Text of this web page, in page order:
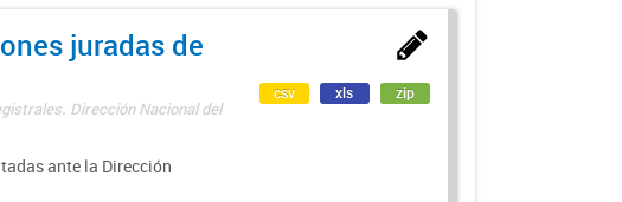
juradas de
Dirección Nacional del
ante la Dirección
csv xls zip